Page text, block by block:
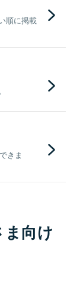
順に掲載
きま
向け